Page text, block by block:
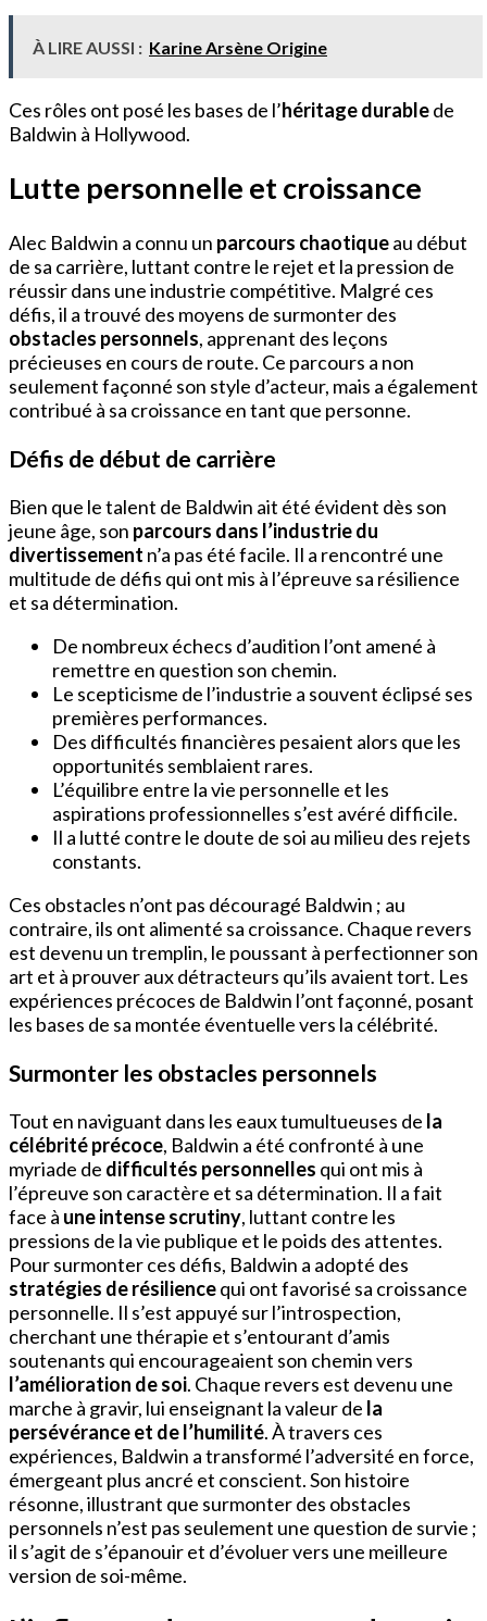
À LIRE AUSSI : Karine Arsène Origine
Ces rôles ont posé les bases de l’héritage durablede
Baldwin à Hollywood.
Lutte personnelle et croissance
Alec Baldwin a connu un parcours chaotiqueau début
de sa carrière, luttant contre le rejet et la pression de
réussir dans une industrie compétitive. Malgré ces
défis, il a trouvé des moyens de surmonter des
obstacles personnels, apprenant des leçons
précieuses en cours de route. Ce parcours a non
seulement façonné son style d’acteur, mais a également
contribué à sa croissance en tant que personne.
Défis de début de carrière
Bien que le talent de Baldwin ait été évident dès son
jeune âge, son parcours dans l’industrie du
divertissement n’a pas été facile. Il a rencontré une
multitude de défis qui ont mis à l’épreuve sa résilience
et sa détermination.
De nombreux échecs d’audition l’ont amené à
remettre en question son chemin.
Le scepticisme de l’industrie a souvent éclipsé ses
premières performances.
Des difficultés financières pesaient alors que les
opportunités semblaient rares.
L’équilibre entre la vie personnelle et les
aspirations professionnelles s’est avéré difficile.
Il a lutté contre le doute de soi au milieu des rejets
constants.
Ces obstacles n’ont pas découragé Baldwin ; au
contraire, ils ont alimenté sa croissance. Chaque revers
est devenu un tremplin, le poussant à perfectionner son
art et à prouver aux détracteurs qu’ils avaient tort. Les
expériences précoces de Baldwin l’ont façonné, posant
les bases de sa montée éventuelle vers la célébrité.
Surmonter les obstacles personnels
Tout en naviguant dans les eaux tumultueuses de la
célébrité précoce, Baldwin a été confronté à une
myriade de difficultés personnelles qui ont mis à
l’épreuve son caractère et sa détermination. Il a fait
face à une intense scrutiny, luttant contre les
pressions de la vie publique et le poids des attentes.
Pour surmonter ces défis, Baldwin a adopté des
stratégies de résiliencequi ont favorisé sa croissance
personnelle. Il s’est appuyé sur l’introspection,
cherchant une thérapie et s’entourant d’amis
soutenants qui encourageaient son chemin vers
l’amélioration de soi. Chaque revers est devenu une
marche à gravir, lui enseignant la valeur de la
persévérance et de l’humilité. À travers ces
expériences, Baldwin a transformé l’adversité en force,
émergeant plus ancré et conscient. Son histoire
résonne, illustrant que surmonter des obstacles
personnels n’est pas seulement une question de survie ;
il s’agit de s’épanouir et d’évoluer vers une meilleure
version de soi-même.